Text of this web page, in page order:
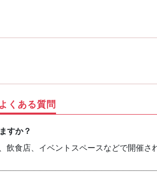
よくある質問
すか？
食店、イベントスペースなどで開催さ